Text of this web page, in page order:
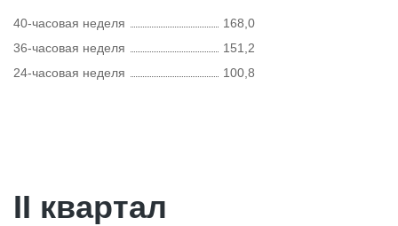
40-часовая неделя
168,0
36-часовая неделя
151,2
24-часовая неделя
100,8
II квартал